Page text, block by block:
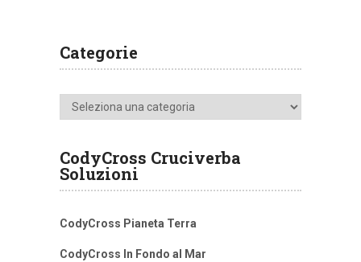
Categorie
Categorie
CodyCross Cruciverba
Soluzioni
CodyCross Pianeta Terra
CodyCross In Fondo al Mar